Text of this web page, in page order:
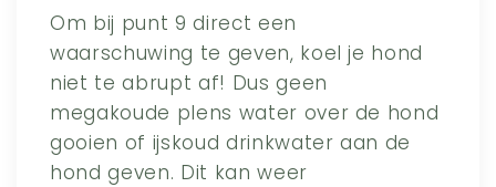
Om bij punt 9 direct een
waarschuwing te geven, koel je hond
niet te abrupt af! Dus geen
megakoude plens water over de hond
gooien of ijskoud drinkwater aan de
hond geven. Dit kan weer